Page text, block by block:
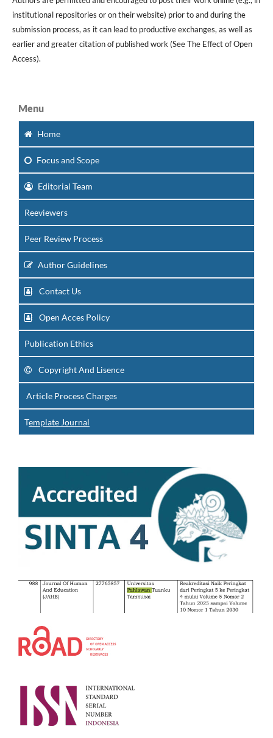
institutional repositories or on their website) prior to and during the
submission process, as it can lead to productive exchanges, as well as
earlier and greater citation of published work (See The Effect of Open
Access).
Menu
Home
Focusand Scope
Editorial Team
Reeviewers
Peer Review Process
Author Guidelines
Contact Us
Open Acces Policy
Publication Ethics
Copyright And Lisence
Article Process Charges
Template Journal